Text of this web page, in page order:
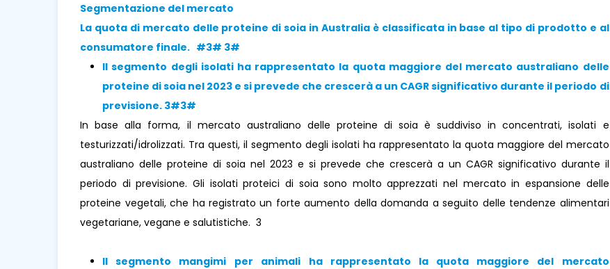
Segmentazione del mercato
La quota di mercato delle proteine ​​di soia in Australia è classificata in base al tipo di prodotto e al
consumatore finale. #3# 3#
Il segmento degli isolati ha rappresentato la quota maggiore del mercato australiano delle
proteine ​​di soia nel 2023 e si prevede che crescerà a un CAGR significativo durante il periodo di
previsione. 3#3#
In base alla forma, il mercato australiano delle proteine ​​di soia è suddiviso in concentrati, isolati e
testurizzati/idrolizzati. Tra questi, il segmento degli isolati ha rappresentato la quota maggiore del mercato
australiano delle proteine ​​di soia nel 2023 e si prevede che crescerà a un CAGR significativo durante il
periodo di previsione. Gli isolati proteici di soia sono molto apprezzati nel mercato in espansione delle
proteine ​​vegetali, che ha registrato un forte aumento della domanda a seguito delle tendenze alimentari
vegetariane, vegane e salutistiche. 3
Il segmento mangimi per animali
ha rappresentato la quota maggiore del mercato